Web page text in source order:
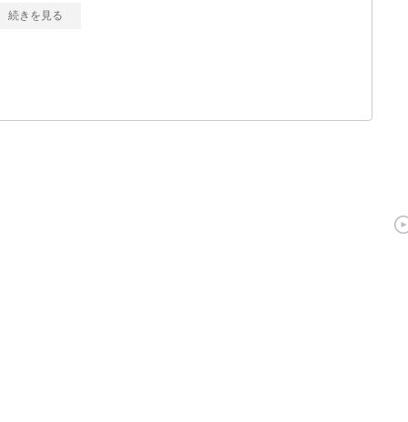
続きを見る